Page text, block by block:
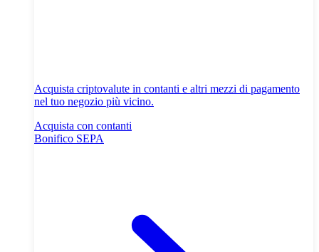
Acquista criptovalute in contanti e altri mezzi di pagamento
nel tuo negozio più vicino.
Acquista con contanti
Bonifico SEPA